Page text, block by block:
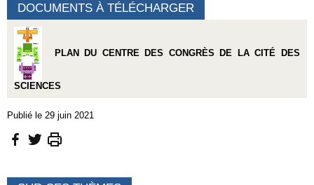
DOCUMENTS À TÉLÉCHARGER
PLAN DU CENTRE DES CONGRÈS DE LA CITÉ DES
SCIENCES
Publié le 29 juin 2021